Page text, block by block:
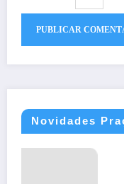
Novidades